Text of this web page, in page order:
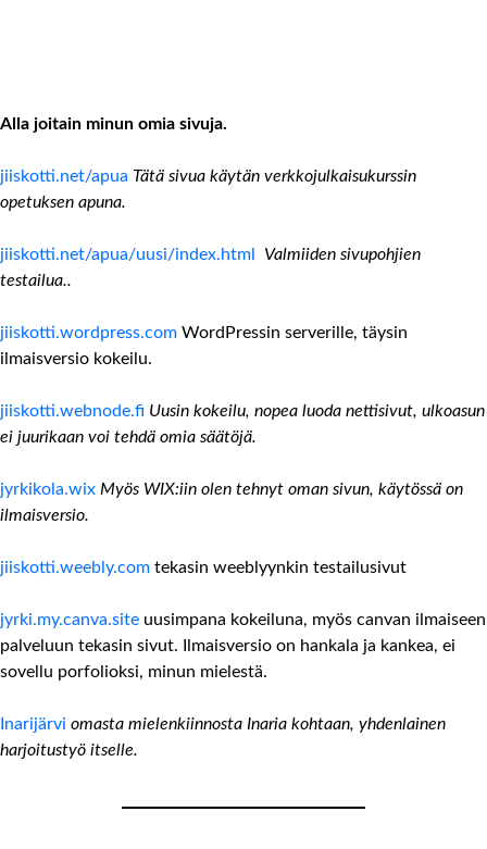
Alla joitain minun omia sivuja.
jiiskotti.net/apua Tätä sivua käytän verkkojulkaisukurssin
opetuksen apuna.
jiiskotti.net/apua/uusi/index.html
Valmiiden sivupohjien
testailua..
jiiskotti.wordpress.com WordPressin serverille, täysin
ilmaisversio kokeilu.
jiiskotti.webnode.fi Uusin kokeilu, nopea luoda nettisivut, ulkoasun
ei juurikaan voi tehdä omia säätöjä.
jyrkikola.wix Myös WIX:iin olen tehnyt oman sivun, käytössä on
ilmaisversio.
jiiskotti.weebly.com tekasin weeblyynkin testailusivut
jyrki.my.canva.site uusimpana kokeiluna, myös canvan ilmaiseen
palveluun tekasin sivut. Ilmaisversio on hankala ja kankea, ei
sovellu porfolioksi, minun mielestä.
Inarijärvi omasta mielenkiinnosta Inaria kohtaan, yhdenlainen
harjoitustyö itselle.